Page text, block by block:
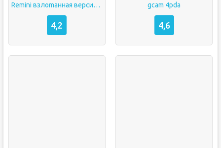
Remini взлоmанная версия бесплатно
4,2
gcam 4pda
4,6